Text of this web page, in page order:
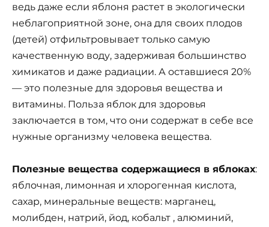
ведь даже если яблоня растет в экологически
неблагоприятной зоне, она для своих плодов
(детей) отфильтровывает только самую
качественную воду, задерживая большинство
химикатов и даже радиации. А оставшиеся 20%
— это полезные для здоровья вещества и
витамины. Польза яблок для здоровья
заключается в том, что они содержат в себе все
нужные организму человека вещества.
Полезные вещества содержащиеся в яблоках:
яблочная, лимонная и хлорогенная кислота,
сахар, минеральные веществ: марганец,
молибден, натрий, йод, кобальт , алюминий,